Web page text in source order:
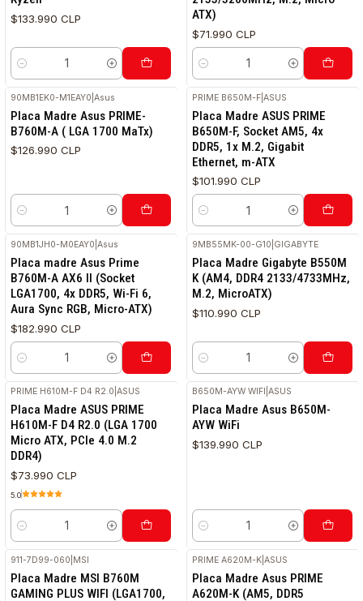
$133.990 CLP
Cantidad
ATX)
$71.990 CLP
Cantidad
90MB1EK0-M1EAY0 |Asus
Placa Madre Asus PRIME-
B760M-A ( LGA 1700 MaTx)
$126.990 CLP
Cantidad
PRIME B650M-F |ASUS
Placa Madre ASUS PRIME
B650M-F, Socket AM5, 4x
DDR5, 1x M.2, Gigabit
Ethernet, m-ATX
$101.990 CLP
Cantidad
90MB1JH0-M0EAY0 |Asus
Placa madre Asus Prime
B760M-A AX6 II (Socket
LGA1700, 4x DDR5, Wi-Fi 6,
Aura Sync RGB, Micro-ATX)
$182.990 CLP
Cantidad
9MB55MK-00-G10 GIGABYTE
Placa Madre Gigabyte B550M
K (AM4, DDR4 2133/4733MHz,
M.2, MicroATX)
$110.990 CLP
Cantidad
RETIRO HOY
PRIME H610M-F D4 R2.0 |ASUS
Placa Madre ASUS PRIME
H610M-F D4 R2.0 (LGA 1700
Micro ATX, PCle 4.0 M.2
DDR4)
$73.990 CLP
5.0
Cantidad
B650M-AYW WIFI |ASUS
Placa Madre Asus B650M-
AYW WiFi
$139.990 CLP
Cantidad
911-7D99-060 MSI
Placa Madre MSI B760M
GAMING PLUS WIFI (LGA1700,
PRIME A620M-K |ASUS
Placa Madre Asus PRIME
A620M-K (AM5, DDR5